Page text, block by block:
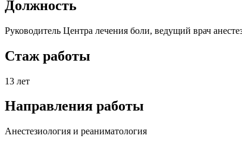
Должность
Руководитель Центра лечения боли, ведущий врач
Стаж работы
13 лет
Направления работы
Анестезиология и реаниматология